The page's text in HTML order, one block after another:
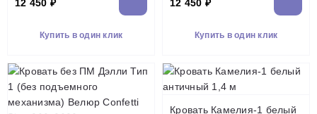
12 450 ₽
Купить в один клик
12 450 ₽
Купить в один клик
Кровать Камелия-1 белый